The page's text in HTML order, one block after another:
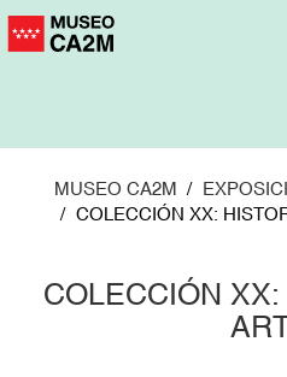
Pasar
MUSEO CA2M
COLECCIÓN XX:
COLECCIÓN